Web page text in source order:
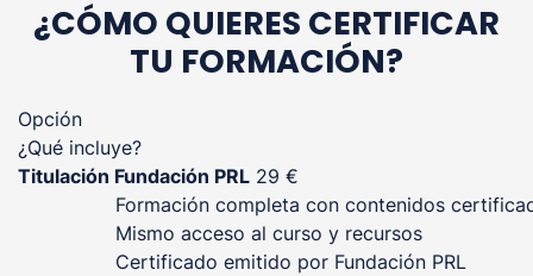
¿CÓMO QUIERES CERTIFICAR
TU FORMACIÓN?
Opción
¿Qué incluye?
Titulación Fundación PRL 29 €
Formación completa con contenidos
Mismo acceso al curso y recursos
Certificado emitido por Fundación PRL